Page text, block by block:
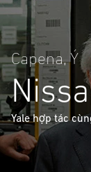
Capena, Ý
Yale hợp tác